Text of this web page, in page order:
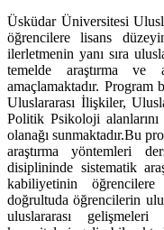
Üsküdar Üniversitesi
öğrencilere lisans
ilerletmenin yanı sıra
temelde araştırma ve
amaçlamaktadır.
Uluslararası İlişkiler,
Politik Psikoloji
olanağı sunmaktadır.Bu
araştırma yöntemleri
disiplininde sistematik
kabiliyetinin öğrencilere
doğrultuda öğrencilerin
uluslararası